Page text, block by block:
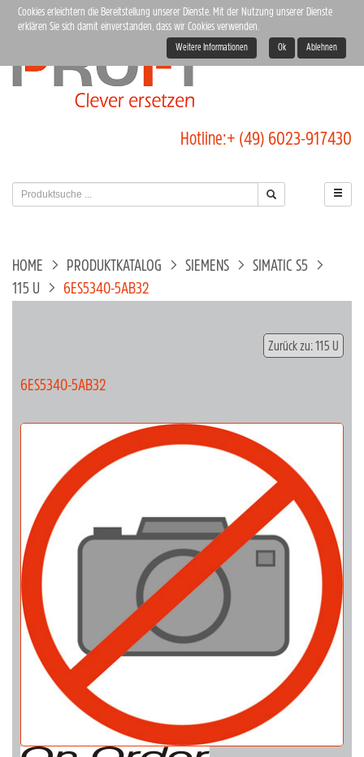
Hotline:+ (49) 6023-917430
HOME PRODUKTKATALOG SIEMENS
SIMATIC S5
115 U
6ES5340-5AB32
Zurück zu: 115 U
6ES5340-5AB32
Cookies erleichtern die Bereitstellung unserer Dienste. Mit der Nutzung unserer Dienste
erklären Sie sich damit einverstanden, dass wir Cookies verwenden.
Weitere Informationen Ok Ablehnen